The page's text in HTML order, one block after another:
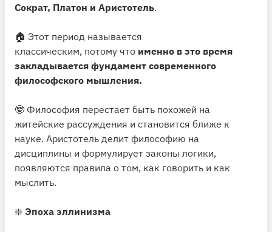
Сократ, Платон и Аристотель.
🏠 Этот период называется
классическим, потому что именно в это время
закладывается фундамент современного
философского мышления.
🤓 Философия перестает быть похожей на
житейские рассуждения и становится ближе к
науке. Аристотель делит философию на
дисциплины и формулирует законы логики,
появляются правила о том, как говорить и как
мыслить.
❇️ Эпоха эллинизма